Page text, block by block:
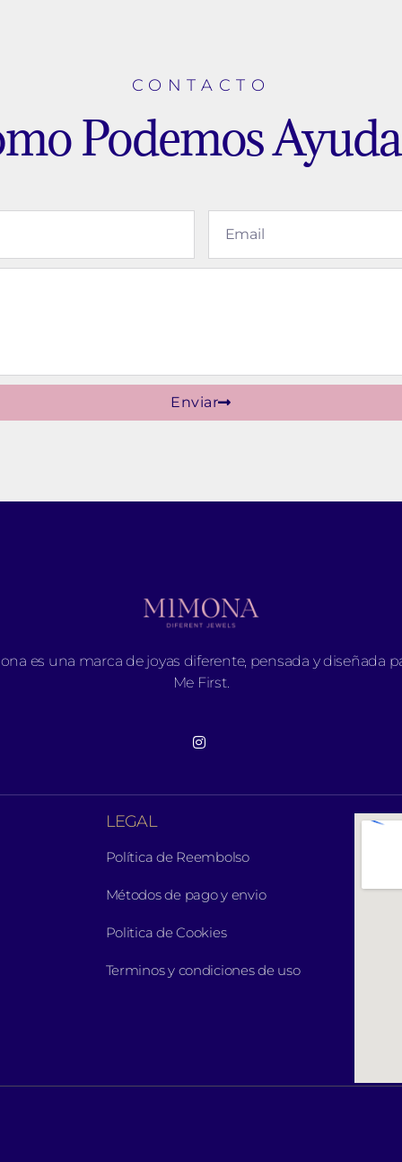
CONTACTO
Podemos
Enviar
es una marca de joyas diferente, pensada y diseñada
Me First.
LEGAL
Política de Reembolso
Métodos de pago y envio
Politica de Cookies
Terminos y condiciones de uso